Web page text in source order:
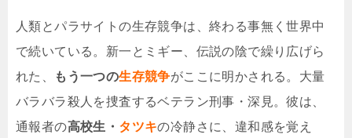
人類とパラサイトの生存競争は、終わる事無く世界中
で続いている。新一とミギー、伝説の陰で繰り広げら
れた、
もう一つの生存競争がここに明かされる。大量
バラバラ殺人を捜査するベテラン刑事・深見。彼は、
通報者の高校生・ タツキの冷静さに、違和感を覚え